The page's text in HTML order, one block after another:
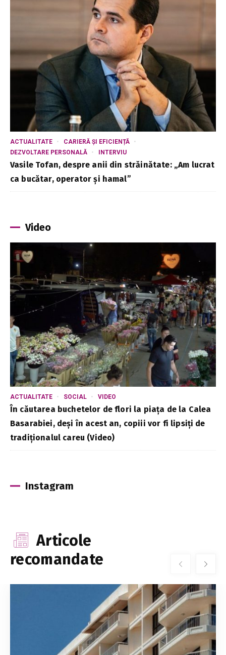
ACTUALITATE
CARIERĂ ȘI EFICIENȚĂ
DEZVOLTARE PERSONALĂ
INTERVIU
Vasile Tofan, despre anii din străinătate: „Am lucrat
ca bucătar, operator și hamal”
Video
ACTUALITATE SOCIAL VIDEO
În căutarea buchetelor de flori la piața de la Calea
Basarabiei, deși în acest an, copiii vor fi lipsiți de
tradiționalul careu (Video)
Instagram
Articole
recomandate